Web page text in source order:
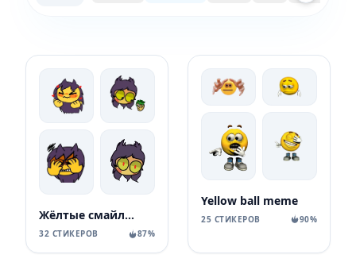
Жёлтые смайлики с 13 карт
32 СТИКЕРОВ 87%
Yellow ball meme
25 СТИКЕРОВ 90%